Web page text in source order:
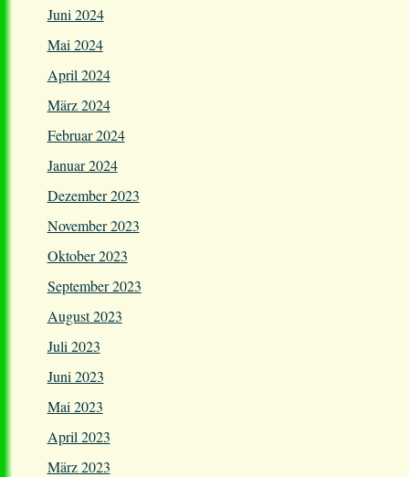
Juni 2024
Mai 2024
April 2024
März 2024
Februar 2024
Januar 2024
Dezember 2023
November 2023
Oktober 2023
September 2023
August 2023
Juli 2023
Juni 2023
Mai 2023
April 2023
März 2023